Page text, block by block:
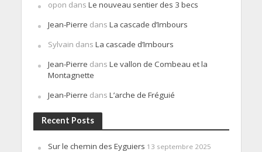
opon dans Le nouveau sentier des 3 becs
Jean-Pierre dans La cascade d’Imbours
Sylvain dans La cascade d’Imbours
Jean-Pierre dans Le vallon de Combeau et la
Montagnette
Jean-Pierre dans L’arche de Fréguié
Recent Posts
Sur le chemin des Eyguiers 13 septembre 2025